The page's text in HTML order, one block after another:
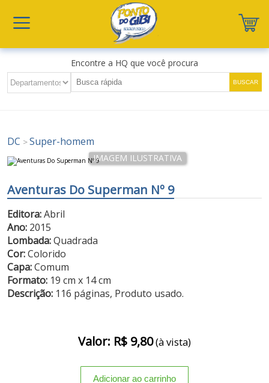
Encontre a HQ que você procura
DC >Super-homem
Aventuras Do Superman Nº 9
Editora:Abril
Ano: 2015
Lombada:Quadrada
Cor:Colorido
Capa:Comum
Formato: 19 cm x 14 cm
Descrição: 116 páginas, Produto usado.
Valor: R$ 9,80(à vista)